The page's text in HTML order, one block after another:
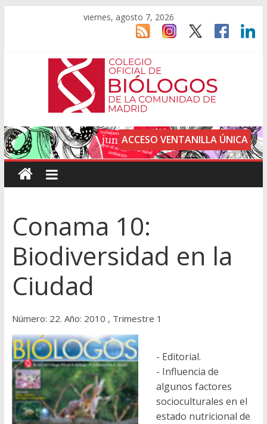
viernes, agosto 7, 2026
ACCESO VENTANILLA ÚNICA
Conama 10:
Biodiversidad en la
Ciudad
Número: 22. Año: 2010 , Trimestre 1
- Editorial.
- Influencia de
algunos factores
socioculturales en el
estado nutricional de